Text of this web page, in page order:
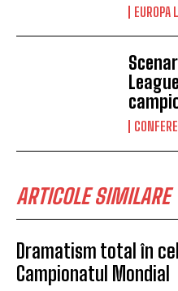
EUROPA
ARTICOLE SIMILARE
Dramatism total în
Campionatul Mondial